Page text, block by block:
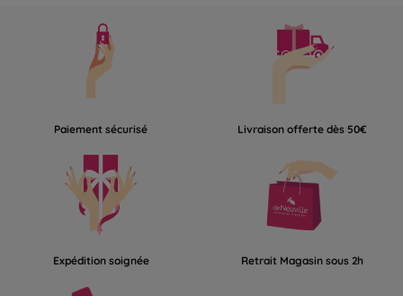
Paiement sécurisé Livraison offerte dès 50€
Expédition soignée Retrait Magasin sous 2h